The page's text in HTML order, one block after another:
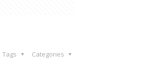
Categories
Tags